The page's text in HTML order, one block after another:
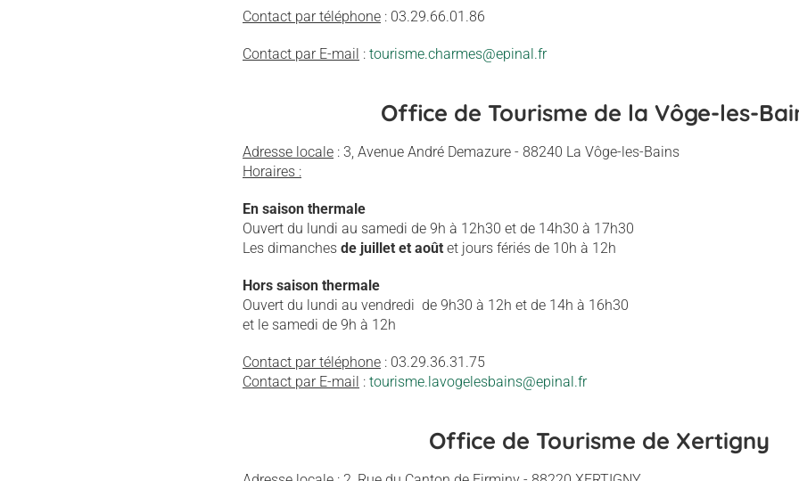
Contact par téléphone : 03.29.66.01.86
Contact par E-mail : tourisme.charmes@epinal.fr
Office de Tourisme de la Vôge-les-
Adresse locale : 3, Avenue André Demazure - 88240 La Vôge-les-Bains
Horaires :
En saison thermale
Ouvert du lundi au samedi de 9h à 12h30 et de 14h30 à 17h30
Les dimanches de juillet et août et jours fériés de 10h à 12h
Hors saison thermale
Ouvert du lundi au vendredi de 9h30 à 12h et de 14h à 16h30
et le samedi de 9h à 12h
Contact par téléphone : 03.29.36.31.75
Contact par E-mail : tourisme.lavogelesbains@epinal.fr
Office de Tourisme de Xertigny